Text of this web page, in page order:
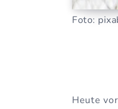
Foto:
Heute